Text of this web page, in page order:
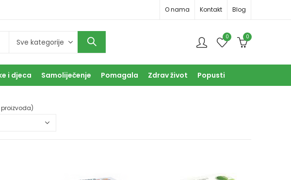
O nama Kontakt Blog
0 0
i djeca Samoliječenje Pomagala Zdrav život Popusti
proizvoda)